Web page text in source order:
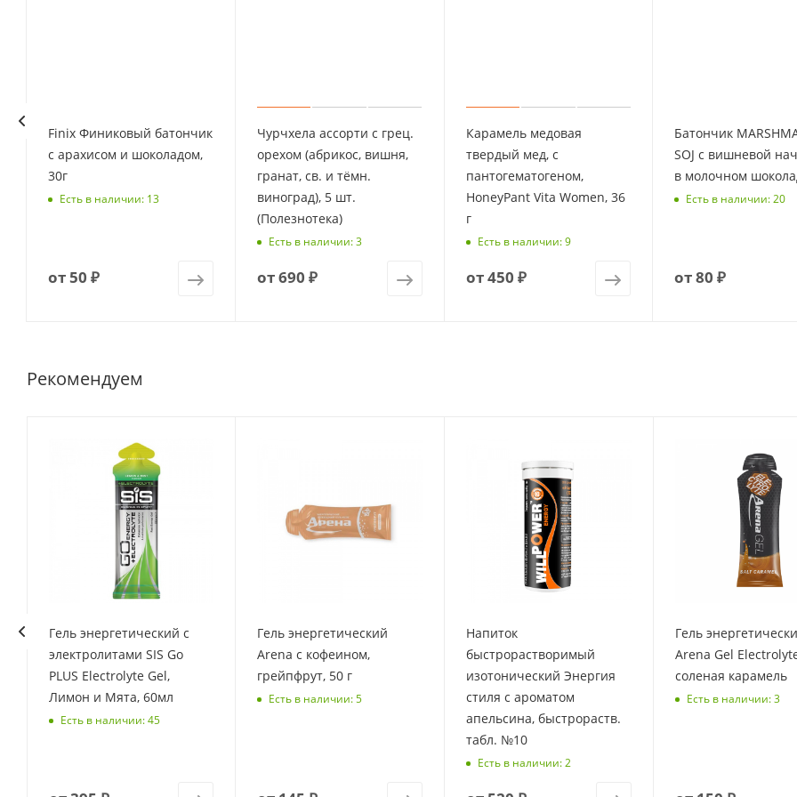
Finix Финиковый батончик
с арахисом и шоколадом,
30г
Есть в наличии: 13
от50 ₽
Чурчхела ассорти с грец.
орехом (абрикос, вишня,
гранат, св. и тёмн.
виноград), 5 шт.
(Полезнотека)
Есть в наличии: 3
от690 ₽
Карамель медовая
твердый мед, с
пантогематогеном,
HoneyPant Vita Women, 36
г
Есть в наличии: 9
от450 ₽
Батончик
SOJ с вишневой
в молочном
Есть в наличии: 20
от80 ₽
Рекомендуем
Гель энергетический с
электролитами SIS Go
PLUS Electrolyte Gel,
Лимон и Мята, 60мл
Есть в наличии: 45
Гель энергетический
Arena с кофеином,
грейпфрут, 50 г
Есть в наличии: 5
Напиток
быстрорастворимый
изотонический Энергия
стиля с ароматом
апельсина, быстрораств.
табл. №10
Есть в наличии: 2
Гель
Arena Gel
соленая карамель
Есть в наличии: 3